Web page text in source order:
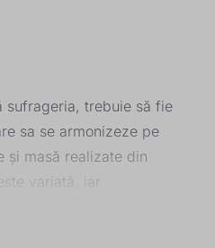
sufrageria, trebuie să fie
sa se armonizeze pe
și masă realizate din
variată, iar